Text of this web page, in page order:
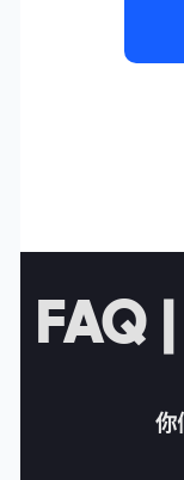
FAQ
你